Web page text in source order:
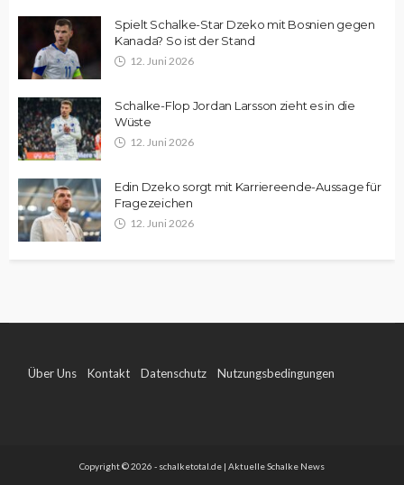
Spielt Schalke-Star Dzeko mit Bosnien gegen
Kanada? So ist der Stand
12. Juni 2026
Schalke-Flop Jordan Larsson zieht es in die
Wüste
12. Juni 2026
Edin Dzeko sorgt mit Karriereende-Aussage für
Fragezeichen
12. Juni 2026
Über Uns Kontakt Datenschutz Nutzungsbedingungen
Copyright © 2026 - schalketotal.de | Aktuelle Schalke News